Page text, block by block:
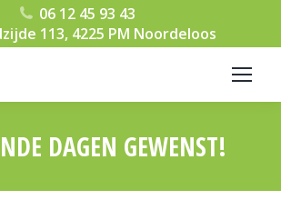
06 12 45 93 43
113, 4225 PM Noordeloos
DAGEN GEWENST!